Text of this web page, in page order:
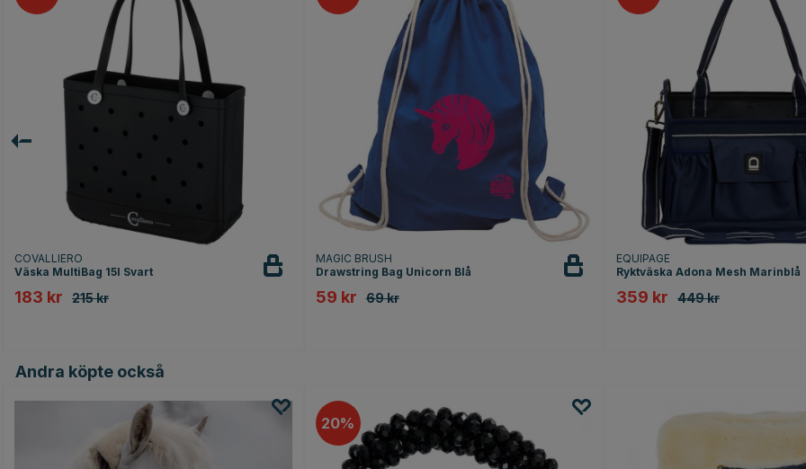
COVALLIERO
Väska MultiBag 15l Svart
183 kr 215 kr
MAGIC BRUSH
Drawstring Bag Unicorn Blå
59 kr 69 kr
EQUIPAGE
Ryktväska Adona Mesh Marinblå
359 kr 449 kr
Andra köpte också
20